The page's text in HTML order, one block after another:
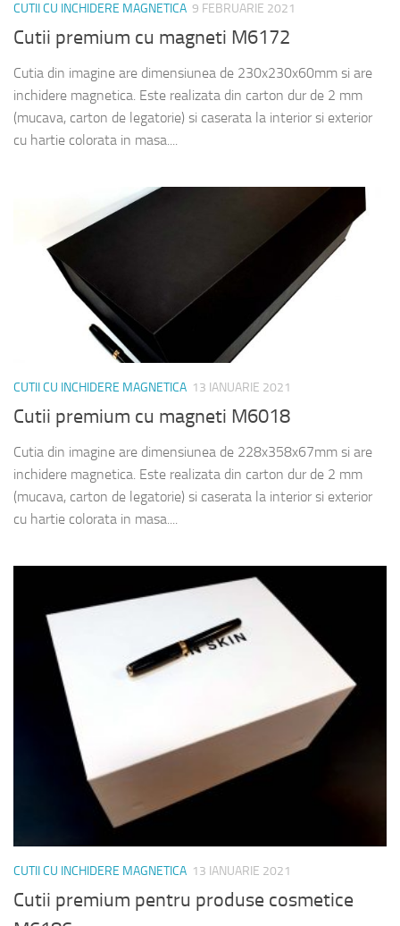
CUTII CU INCHIDERE MAGNETICA 9 FEBRUARIE 2021
Cutii premium cu magneti M6172
Cutia din imagine are dimensiunea de 230x230x60mm si are
inchidere magnetica. Este realizata din carton dur de 2 mm
(mucava, carton de legatorie) si caserata la interior si exterior
cu hartie colorata in masa....
CUTII CU INCHIDERE MAGNETICA 13 IANUARIE 2021
Cutii premium cu magneti M6018
Cutia din imagine are dimensiunea de 228x358x67mm si are
inchidere magnetica. Este realizata din carton dur de 2 mm
(mucava, carton de legatorie) si caserata la interior si exterior
cu hartie colorata in masa....
CUTII CU INCHIDERE MAGNETICA 13 IANUARIE 2021
Cutii premium pentru produse cosmetice